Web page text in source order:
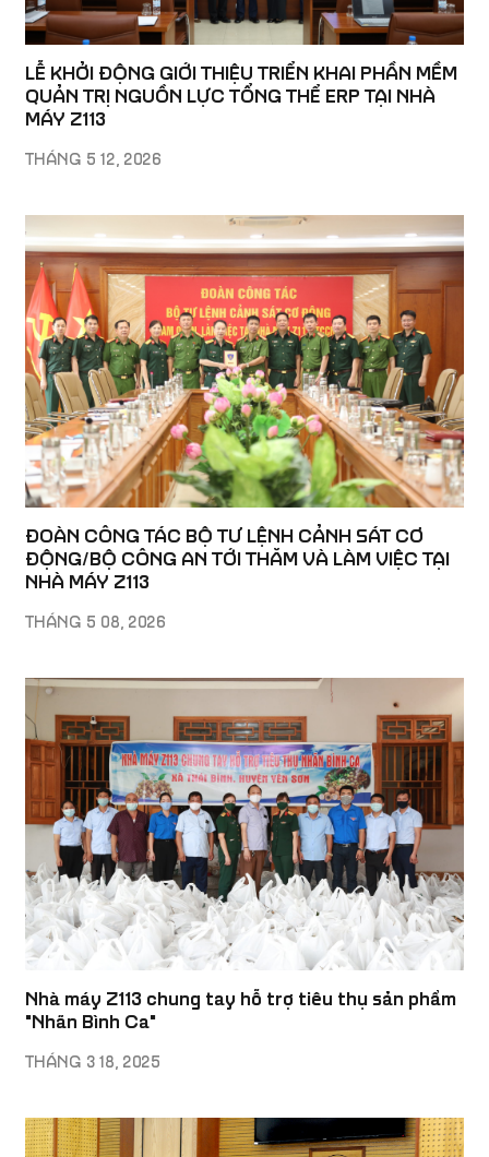
LỄ KHỞI ĐỘNG GIỚI THIỆU TRIỂN KHAI PHẦN MỀM
QUẢN TRỊ NGUỒN LỰC TỔNG THỂ ERP TẠI NHÀ
MÁY Z113
THÁNG 5 12, 2026
ĐOÀN CÔNG TÁC BỘ TƯ LỆNH CẢNH SÁT CƠ
ĐỘNG/BỘ CÔNG AN TỚI THĂM VÀ LÀM VIỆC TẠI
NHÀ MÁY Z113
THÁNG 5 08, 2026
Nhà máy Z113 chung tay hỗ trợ tiêu thụ sản phẩm
"Nhãn Bình Ca"
THÁNG 3 18, 2025